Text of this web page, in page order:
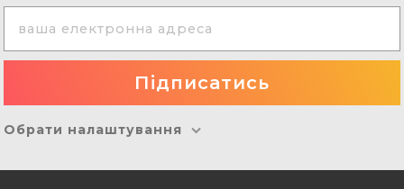
Обрати налаштування